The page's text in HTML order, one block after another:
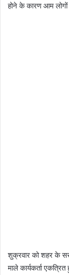
होने के कारण आम लोगों
शुक्रवार को शहर के
माले कार्यकर्ता